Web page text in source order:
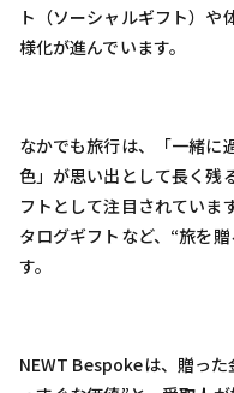
ト（ソーシャルギフト）や
様化が進んでいます。
なかでも旅行は、「一緒に
色」が思い出として長く残
フトとして注目されていま
タログギフトなど、“旅を
す。
NEWT Bespokeは、贈っ